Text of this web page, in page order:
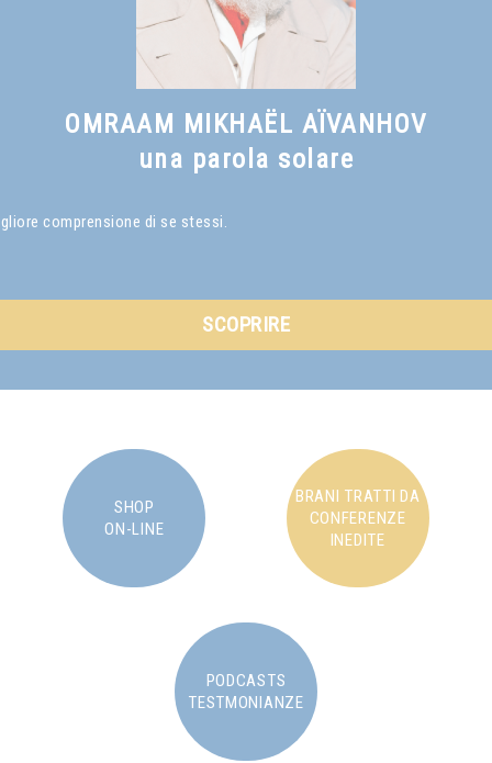
OMRAAM MIKHAËL AÏVANHOV
una parola solare
comprensione di se stessi.
SCOPRIRE
SHOP
ON-LINE
BRANI TRATTI DA
CONFERENZE
INEDITE
PODCASTS
TESTMONIANZE